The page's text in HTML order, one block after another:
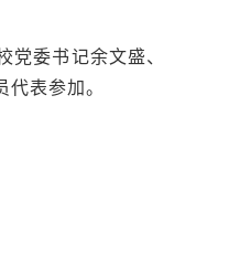
委书记余文盛、
表参加。